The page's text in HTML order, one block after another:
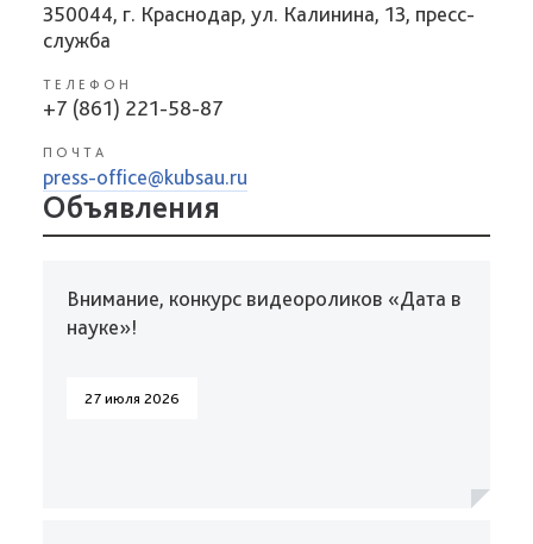
350044, г. Краснодар, ул. Калинина, 13, пресс-
служба
ТЕЛЕФОН
+7 (861) 221-58-87
ПОЧТА
press-office@kubsau.ru
Объявления
Внимание, конкурс видеороликов «Дата в
науке»!
27 июля 2026